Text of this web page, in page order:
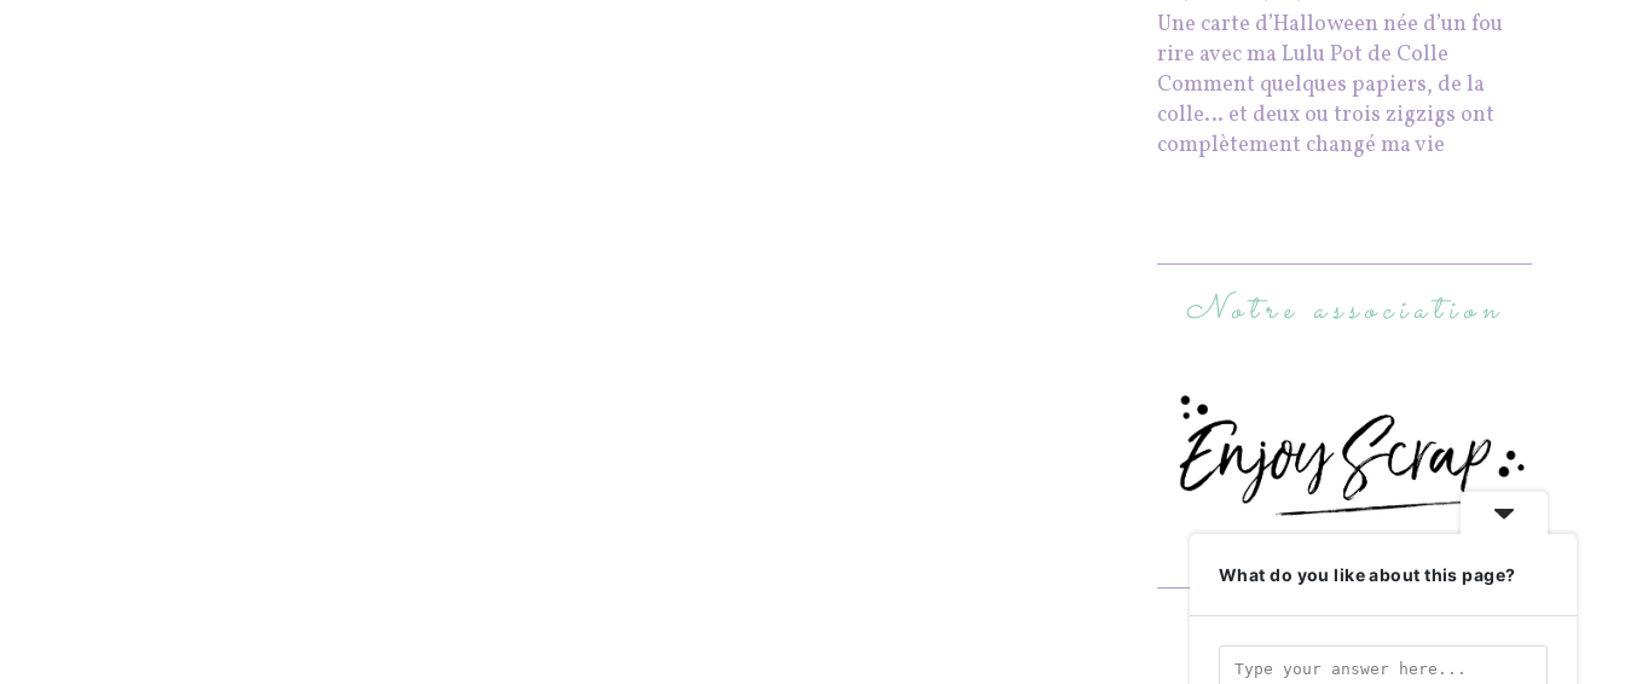
Une carte d’Halloween née d’un fou
rire avec ma Lulu Pot de Colle
Comment quelques papiers, de la
colle… et deux ou trois zigzigs ont
complètement changé ma vie
Notre association
Abonnez-vous
What do you like about this page?